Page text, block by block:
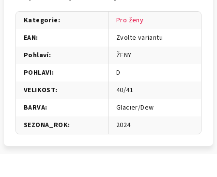
Kategorie:
Pro ženy
EAN:
Zvolte variantu
Pohlaví:
ŽENY
POHLAVI:
D
VELIKOST:
40/41
BARVA:
Glacier/Dew
SEZONA_ROK: 2024